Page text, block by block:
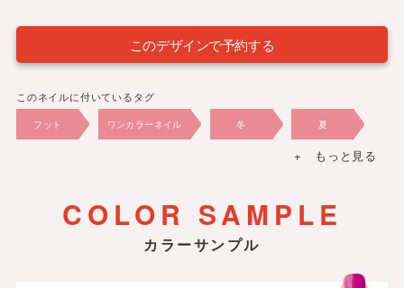
このデザインで予約する
このネイルに付いているタグ
フット ワンカラーネイル 冬 夏
10,230円+ もっと見る
COLOR SAMPLE
カラーサンプル